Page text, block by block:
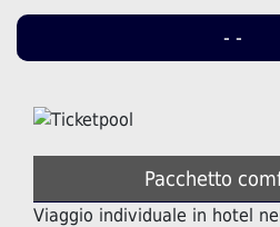
- -
Pacchetto
Viaggio individuale in hotel